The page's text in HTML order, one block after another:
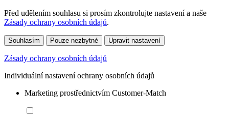
Před udělením souhlasu si prosím zkontrolujte nastavení a naše
Zásady ochrany osobních údajů.
Souhlasím Pouze nezbytné Upravit nastavení
Zásady ochrany osobních údajů
Individuální nastavení ochrany osobních údajů
Marketing prostřednictvím Customer-Match